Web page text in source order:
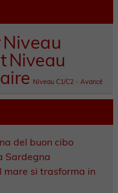
Niveau
Niveau
Niveau C1/C2 - Avancé
del buon cibo
Sardegna
mare si trasforma in